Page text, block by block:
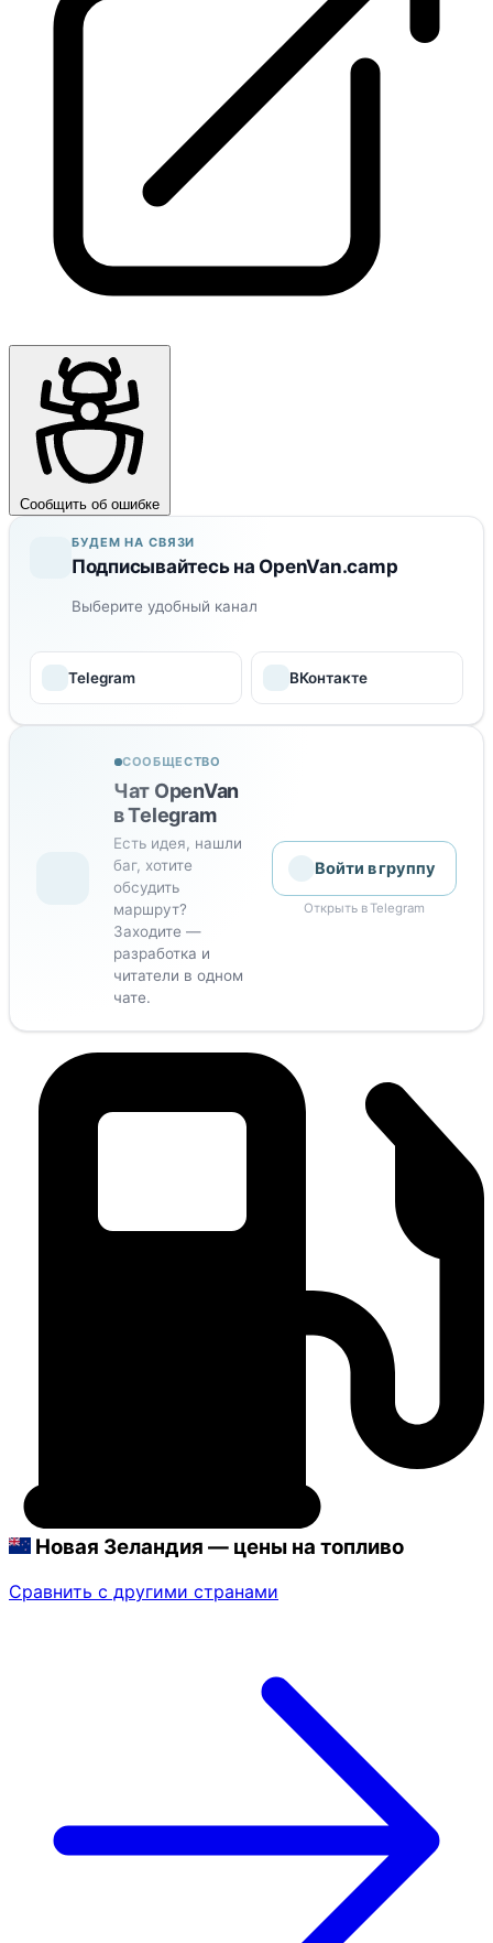
Сообщить об ошибке
БУДЕМ НА СВЯЗИ
Подписывайтесь на OpenVan.camp
Выберите удобный канал
Telegram ВКонтакте
СООБЩЕСТВО
Чат OpenVan
в Telegram
Есть идея, нашли
баг, хотите
обсудить
маршрут?
Заходите —
разработка и
читатели в одном
чате.
Войти в группу
Открыть в Telegram
Новая Зеландия — цены на топливо
Сравнить с другими странами